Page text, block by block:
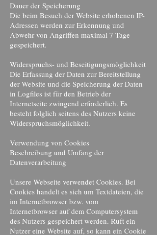
Dauer der Speicherung
Die beim Besuch der Website erhobenen IP-
Adressen werden zur Erkennung und
Abwehr von Angriffen maximal 7 Tage
gespeichert.
Widerspruchs- und Beseitigungsmöglichkeit
Die Erfassung der Daten zur Bereitstellung
der Website und die Speicherung der Daten
in Logfiles ist für den Betrieb der
Internetseite zwingend erforderlich. Es
besteht folglich seitens des Nutzers keine
Widerspruchsmöglichkeit.
Verwendung von Cookies
Beschreibung und Umfang der
Datenverarbeitung
Unsere Webseite verwendet Cookies. Bei
Cookies handelt es sich um Textdateien, die
im Internetbrowser bzw. vom
Internetbrowser auf dem Computersystem
des Nutzers gespeichert werden. Ruft ein
Nutzer eine Website auf, so kann ein Cookie